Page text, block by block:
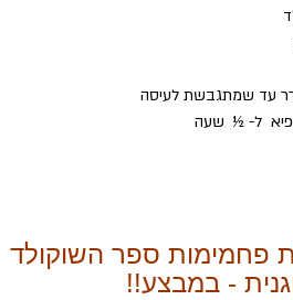
פחמימות ספר השוקולד
- במבצע!!